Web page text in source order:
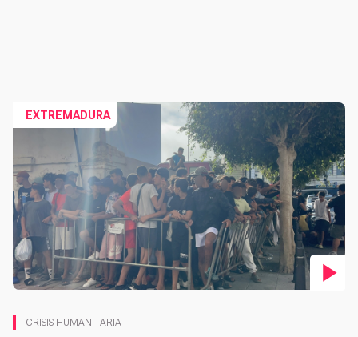
EXTREMADURA
CRISIS HUMANITARIA